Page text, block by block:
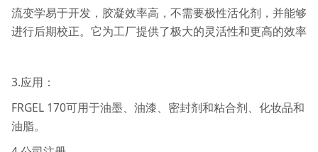
流变学易于开发，胶凝效率高，不需要极性活化剂，并能够
进行后期校正。它为工厂提供了极大的灵活性和更高的效率
3.应用：
FRGEL 170可用于油墨、油漆、密封剂和粘合剂、化妆品和
油脂。